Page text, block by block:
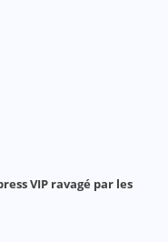
VIP ravagé par les